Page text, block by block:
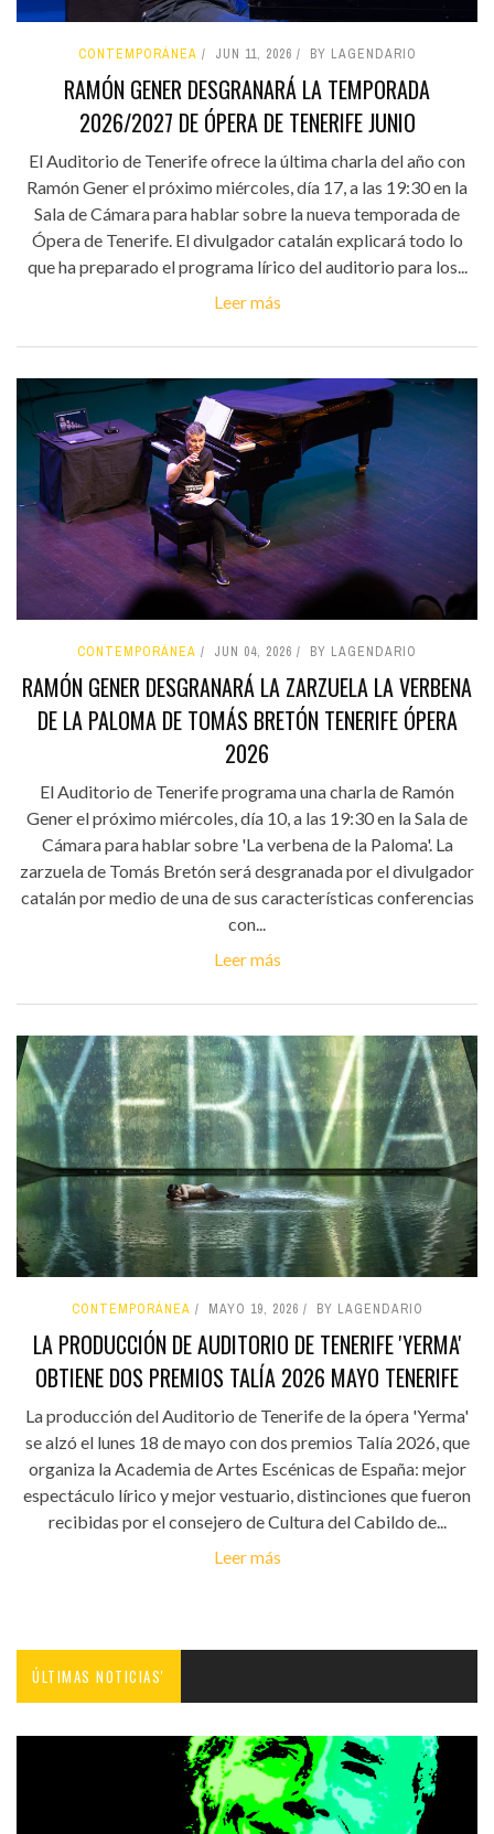
CONTEMPORÁNEA JUN 11, 2026 BY LAGENDARIO
RAMÓN GENER DESGRANARÁ LA TEMPORADA
2026/2027 DE ÓPERA DE TENERIFE JUNIO
El Auditorio de Tenerife ofrece la última charla del año con
Ramón Gener el próximo miércoles, día 17, a las 19:30 en la
Sala de Cámara para hablar sobre la nueva temporada de
Ópera de Tenerife. El divulgador catalán explicará todo lo
que ha preparado el programa lírico del auditorio para los...
Leer más
CONTEMPORÁNEA JUN 04, 2026 BY LAGENDARIO
RAMÓN GENER DESGRANARÁ LA ZARZUELA LA VERBENA
DE LA PALOMA DE TOMÁS BRETÓN TENERIFE ÓPERA
2026
El Auditorio de Tenerife programa una charla de Ramón
Gener el próximo miércoles, día 10, a las 19:30 en la Sala de
Cámara para hablar sobre 'La verbena de la Paloma'. La
zarzuela de Tomás Bretón será desgranada por el divulgador
catalán por medio de una de sus características conferencias
con...
Leer más
CONTEMPORÁNEA MAYO 19, 2026 BY LAGENDARIO
LA PRODUCCIÓN DE AUDITORIO DE TENERIFE 'YERMA'
OBTIENE DOS PREMIOS TALÍA 2026 MAYO TENERIFE
La producción del Auditorio de Tenerife de la ópera 'Yerma'
se alzó el lunes 18 de mayo con dos premios Talía 2026, que
organiza la Academia de Artes Escénicas de España: mejor
espectáculo lírico y mejor vestuario, distinciones que fueron
recibidas por el consejero de Cultura del Cabildo de...
Leer más
ÚLTIMAS NOTICIAS'